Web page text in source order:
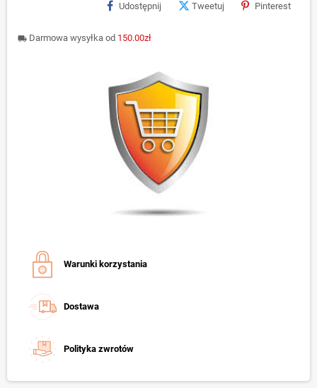
Udostępnij Tweetuj Pinterest
local_shipping Darmowa wysyłka od 150.00zł
Warunki korzystania
Dostawa
Polityka zwrotów